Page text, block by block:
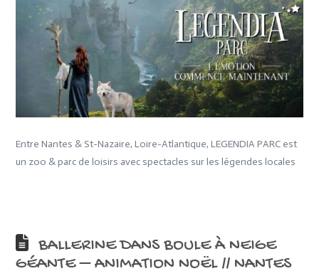
Entre Nantes & St-Nazaire, Loire-Atlantique, LEGENDIA PARC est
un zoo & parc de loisirs avec spectacles sur les légendes locales
BALLERINE DANS BOULE À NEIGE
GÉANTE – ANIMATION NOËL // NANTES